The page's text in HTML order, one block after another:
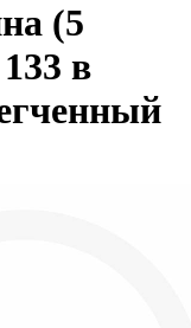
(5
в